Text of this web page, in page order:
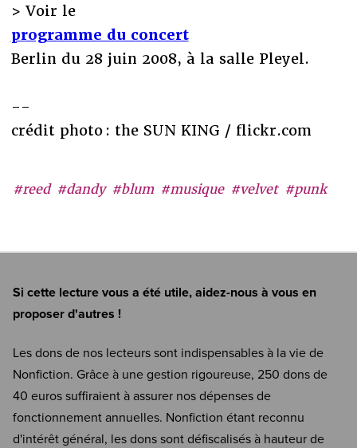
#reed #dandy #blum #musique #velvet #punk
> Voir le
programme du concert
Berlin du 28 juin 2008, à la salle Pleyel.
--
crédit photo : the SUN KING / flickr.com
Si cette lecture vous a été utile, aidez-nous à vous en
proposer d'autres !
Les dons de nos lecteurs sont indispensables à la vie de
Nonfiction. Grâce à une gestion rigoureuse, 250 dons de
40 euros suffiraient à assurer nos dépenses de
fonctionnement annuelles. Nonfiction étant reconnu
d'intérêt général, les dons sont défiscalisés à hauteur de